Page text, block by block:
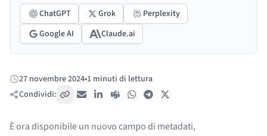
ChatGPT
Grok
Perplexity
Google AI
Claude.ai
Pubblicato:
27 novembre 2024•1 minuti di lettura
Condividi:
Copia link
Email LinkedIn
Teams WhatsAppTelegram
È ora disponibile un nuovo campo di metadati,